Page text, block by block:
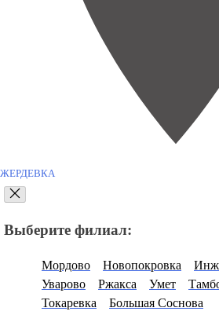
ЖЕРДЕВКА
Выберите филиал:
Мордово Новопокровка
Уварово
Ржакса Умет
Токаревка
Большая Соснова